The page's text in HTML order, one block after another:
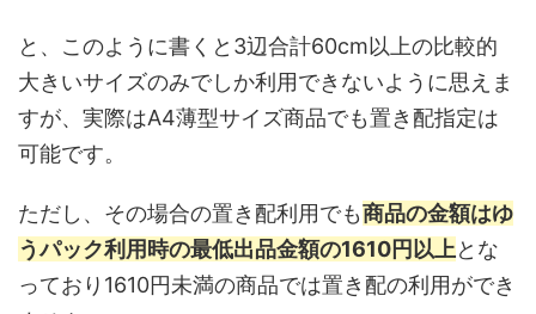
と、このように書くと3辺合計60cm以上の比較的
大きいサイズのみでしか利用できないように思えま
すが、実際はA4薄型サイズ商品でも置き配指定は
可能です。
ただし、その場合の置き配利用でも商品の金額はゆ
うパック利用時の最低出品金額の1610円以上とな
っており1610円未満の商品では置き配の利用ができ